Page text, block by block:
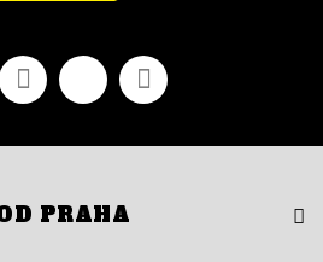
YouTubeVimeo Instagram
PRAHA